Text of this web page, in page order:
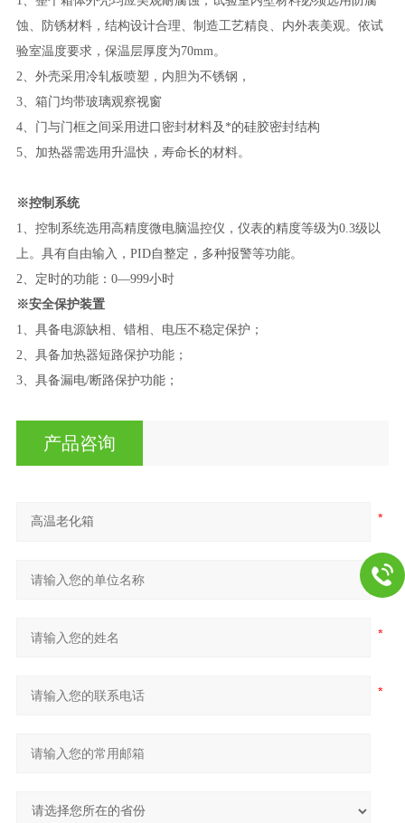
蚀、防锈材料，结构设计合理、制造工艺精良、内外表美观。依试
验室温度要求，保温层厚度为70mm。
2、外壳采用冷轧板喷塑，内胆为不锈钢，
3、箱门均带玻璃观察视窗
4、门与门框之间采用进口密封材料及*的硅胶密封结构
5、加热器需选用升温快，寿命长的材料。
※控制系统
1、控制系统选用高精度微电脑温控仪，仪表的精度等级为0.3级以
上。具有自由输入，PID自整定，多种报警等功能。
2、定时的功能：0—999小时
※安全保护装置
1、具备电源缺相、错相、电压不稳定保护；
2、具备加热器短路保护功能；
3、具备漏电/断路保护功能；
产品咨询